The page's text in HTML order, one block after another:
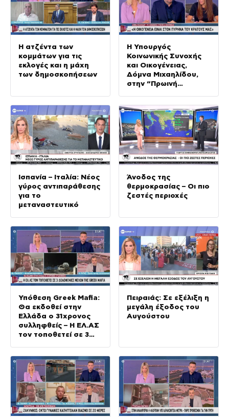
Η ατζέντα των
κομμάτων για τις
εκλογές και η μάχη
των δημοσκοπήσεων
Η Υπουργός
Κοινωνικής Συνοχής
και Οικογένειας,
Δόμνα Μιχαηλίδου,
στην “Πρωινή
Ισπανία – Ιταλία: Νέος
γύρος αντιπαράθεσης
για το
μεταναστευτικό
Άνοδος της
θερμοκρασίας – Οι πιο
ζεστές περιοχές
Υπόθεση Greek Mafia:
Θα εκδοθεί στην
Ελλάδα ο 31χρονος
συλληφθείς – Η ΕΛ.ΑΣ
τον τοποθετεί σε 3
Πειραιάς: Σε εξέλιξη η
μεγάλη έξοδος του
Αυγούστου